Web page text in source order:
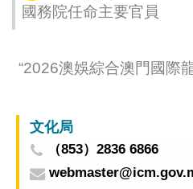
國務院任命主要官員
“2026澳娛綜合澳門國際
組桂冠
文化局
（853）2836 6866